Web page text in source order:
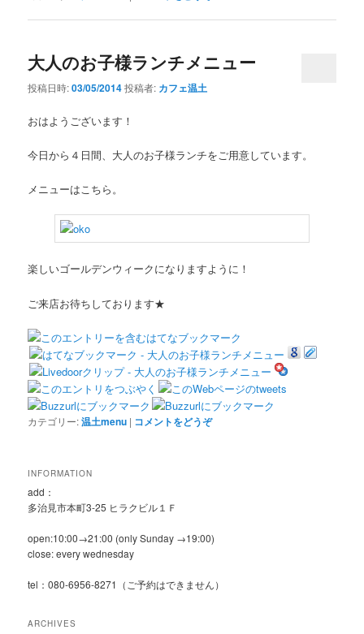
大人のお子様ランチメニュー
投稿日時:03/05/2014投稿者: カフェ温土
おはようございます！
今日から４日間、大人のお子様ランチをご用意しています。
メニューはこちら。
楽しいゴールデンウィークになりますように！
ご来店お待ちしております★
カテゴリー:温土menu | コメントをどうぞ
INFORMATION
add：
多治見市本町3-25 ヒラクビル１Ｆ
open:10:00→21:00 (only Sunday →19:00)
close: every wednesday
tel：080-6956-8271（ご予約はできません）
ARCHIVES